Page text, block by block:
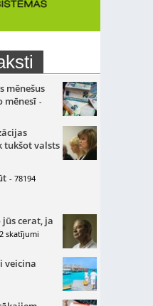
mēnešus
mēnesī -
tukšot valsts
- 78194
jūs cerat, ja
skatījumi
veicina